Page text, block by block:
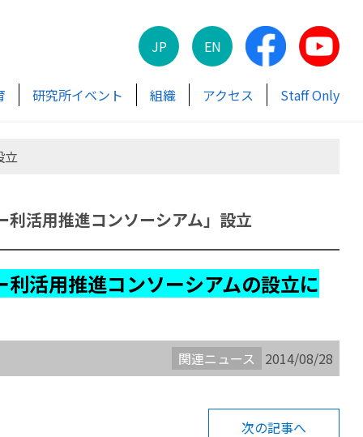
JP EN
研究所イベント 組織 アクセス Staff Only
立
活用推進コンソーシアム」設立
活用推進コンソーシアムの設立に
関連ニュース 2014/08/28
次の記事へ